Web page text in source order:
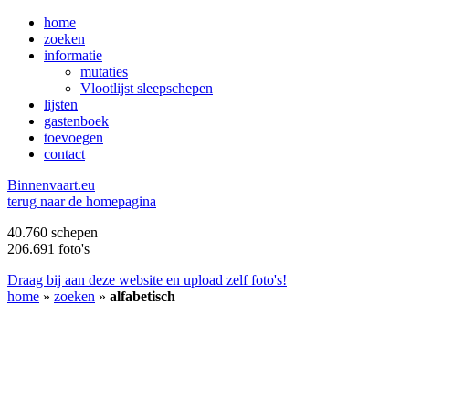
home
zoeken
informatie
mutaties
Vlootlijst sleepschepen
lijsten
gastenboek
toevoegen
contact
Binnenvaart.eu
terug naar de homepagina
40.760 schepen
206.691 foto's
Draag bij aan deze website en upload zelf foto's!
home » zoeken » alfabetisch